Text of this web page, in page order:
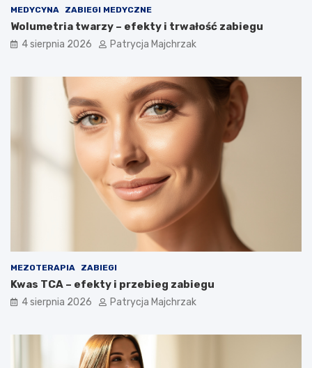
MEDYCYNA ZABIEGI MEDYCZNE
Wolumetria twarzy – efekty i trwałość zabiegu
4 sierpnia 2026 Patrycja Majchrzak
MEZOTERAPIA ZABIEGI
Kwas TCA – efekty i przebieg zabiegu
4 sierpnia 2026 Patrycja Majchrzak